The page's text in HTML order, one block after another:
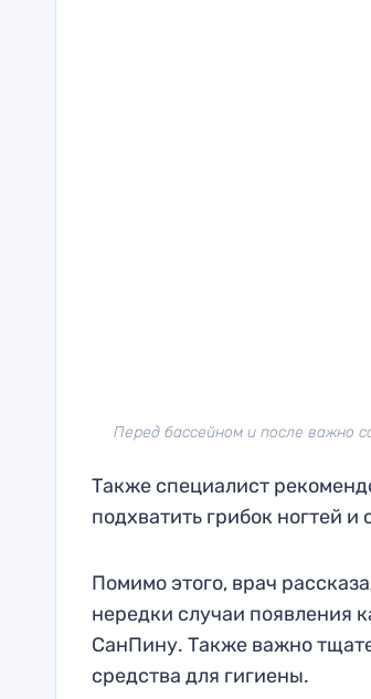
Перед бассейном и после важно
Также специалист
подхватить грибок ногтей и
Помимо этого, врач
нередки случаи появления
СанПину. Также важно
средства для гигиены.